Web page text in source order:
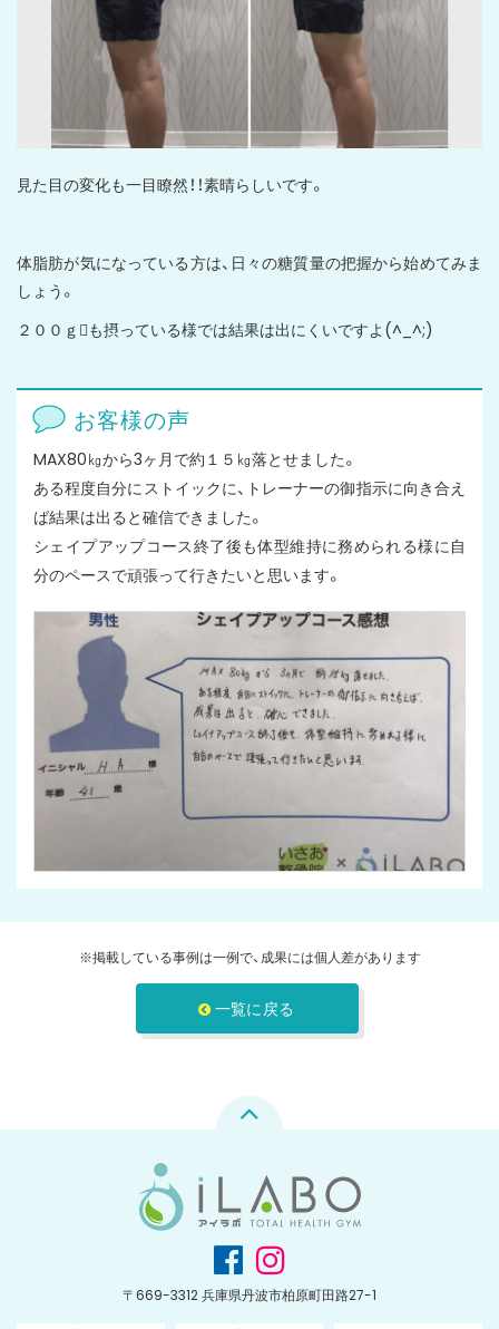
見た目の変化も一目瞭然！！素晴らしいです。
体脂肪が気になっている方は、日々の糖質量の把握から始めてみま
しょう。
２００ｇも摂っている様では結果は出にくいですよ(^_^;)
お客様の声
MAX80㎏から3ヶ月で約１５㎏落とせました。
ある程度自分にストイックに、トレーナーの御指示に向き合え
ば結果は出ると確信できました。
シェイプアップコース終了後も体型維持に務められる様に自
分のペースで頑張って行きたいと思います。
※掲載している事例は一例で、成果には個人差があります
一覧に戻る
〒669-3312 兵庫県丹波市柏原町田路27-1